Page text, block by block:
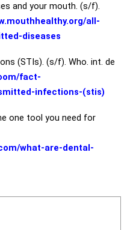
and your mouth. (s/f).
all-
diseases
(STIs). (s/f). Who. int. de
fact-
infections-(stis)
one tool you need for
what-are-dental-